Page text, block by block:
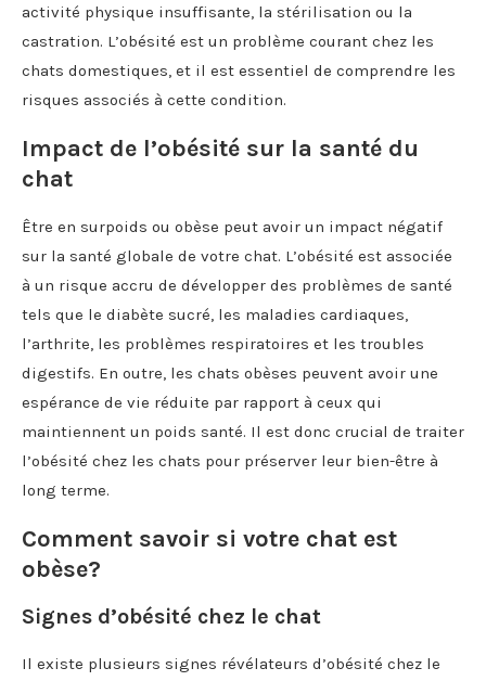
activité physique insuffisante, la stérilisation ou la
castration. L’obésité est un problème courant chez les
chats domestiques, et il est essentiel de comprendre les
risques associés à cette condition.
Impact de l’obésité sur la santé du
chat
Être en surpoids ou obèse peut avoir un impact négatif
sur la santé globale de votre chat. L’obésité est associée
à un risque accru de développer des problèmes de santé
tels que le diabète sucré, les maladies cardiaques,
l’arthrite, les problèmes respiratoires et les troubles
digestifs. En outre, les chats obèses peuvent avoir une
espérance de vie réduite par rapport à ceux qui
maintiennent un poids santé. Il est donc crucial de traiter
l’obésité chez les chats pour préserver leur bien-être à
long terme.
Comment savoir si votre chat est
obèse?
Signes d’obésité chez le chat
Il existe plusieurs signes révélateurs d’obésité chez le